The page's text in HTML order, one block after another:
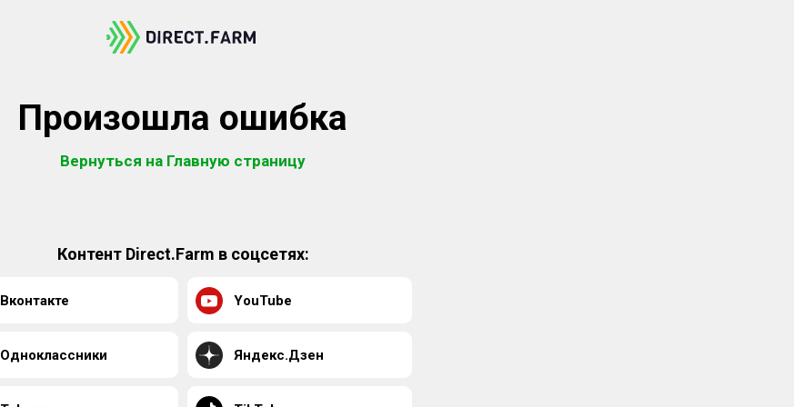
Произошла ошибка
Вернуться на Главную страницу
Контент Direct.Farm в соцсетях:
Вконтакте YouTube
Одноклассники Яндекс.Дзен